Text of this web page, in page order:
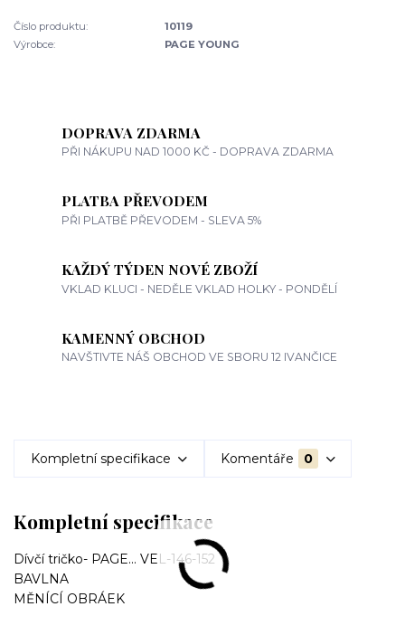
Číslo produktu:
10119
Výrobce:
PAGE YOUNG
DOPRAVA ZDARMA
PŘI NÁKUPU NAD 1000 KČ - DOPRAVA ZDARMA
PLATBA PŘEVODEM
PŘI PLATBĚ PŘEVODEM - SLEVA 5%
KAŽDÝ TÝDEN NOVÉ ZBOŽÍ
VKLAD KLUCI - NEDĚLE VKLAD HOLKY - PONDĚLÍ
KAMENNÝ OBCHOD
NAVŠTIVTE NÁŠ OBCHOD VE SBORU 12 IVANČICE
Kompletní specifikace Komentáře 0
Kompletní specifikace
Dívčí tričko- PAGE... VEL-146-152
BAVLNA
MĚNÍCÍ OBRÁEK